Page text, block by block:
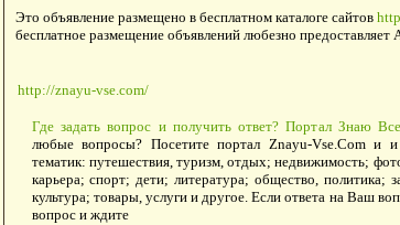
Это объявление размещено в бесплатном каталоге сайтов
бесплатное размещение объявлений любезно предоставляет
http://znayu-vse.com/
Где задать вопрос и получить ответ? Портал Знаю
любые вопросы? Посетите портал Znayu-Vse.Com и
тематик: путешествия, туризм, отдых; недвижимость;
карьера; спорт; дети; литература; общество, политика;
культура; товары, услуги и другое. Если ответа на Ваш
вопрос и ждите